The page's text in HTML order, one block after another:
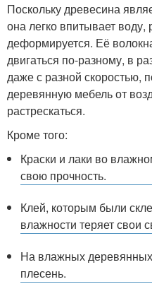
Поскольку древесина
она легко впитывает воду,
деформируется. Её
двигаться по-разному, в
даже с разной скоростью,
деревянную мебель от
растрескаться.
Кроме того:
Краски и лаки во
свою прочность.
Клей, которым были
влажности теряет свои
На влажных деревянных
плесень.